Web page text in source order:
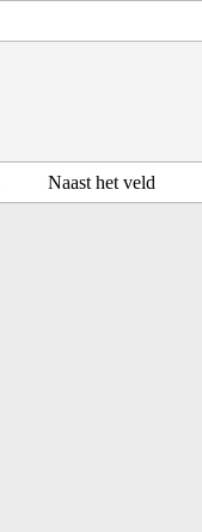
Naast het veld